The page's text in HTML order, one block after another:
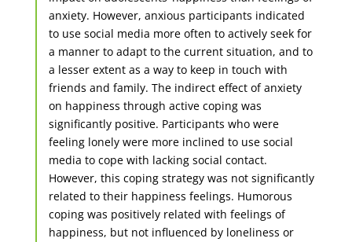
anxiety. However, anxious participants indicated
to use social media more often to actively seek for
a manner to adapt to the current situation, and to
a lesser extent as a way to keep in touch with
friends and family. The indirect effect of anxiety
on happiness through active coping was
significantly positive. Participants who were
feeling lonely were more inclined to use social
media to cope with lacking social contact.
However, this coping strategy was not significantly
related to their happiness feelings. Humorous
coping was positively related with feelings of
happiness, but not influenced by loneliness or